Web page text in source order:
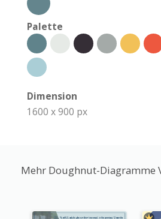
Palette
Dimension
1600 x 900 px
Mehr Doughnut-Diagramme